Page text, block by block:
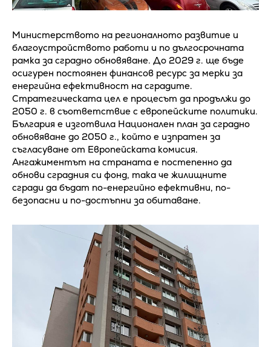
Министерството на регионалното развитие и
благоустройството работи и по дългосрочната
рамка за сградно обновяване. До 2029 г. ще бъде
осигурен постоянен финансов ресурс за мерки за
енергийна ефективност на сградите.
Стратегическата цел е процесът да продължи до
2050 г. в съответствие с европейските политики.
България е изготвила Национален план за сградно
обновяване до 2050 г., който е изпратен за
съгласуване от Европейската комисия.
Ангажиментът на страната е постепенно да
обнови сградния си фонд, така че жилищните
сгради да бъдат по-енергийно ефективни, по-
безопасни и по-достъпни за обитаване.